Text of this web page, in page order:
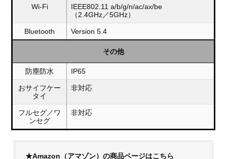
Wi-Fi
IEEE802.11 a/b/g/n/ac/ax/be
（2.4GHz／5GHz）
Bluetooth Version 5.4
その他
防塵防水 IP65
おサイフケー
タイ
非対応
フルセグ／ワ
ンセグ
非対応
★Amazon（アマゾン）の商品ページはこちら